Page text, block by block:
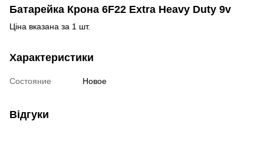
Батарейка Крона 6F22 Extra Heavy Duty 9v
Ціна вказана за 1 шт.
Характеристики
Состояние Новое
Відгуки